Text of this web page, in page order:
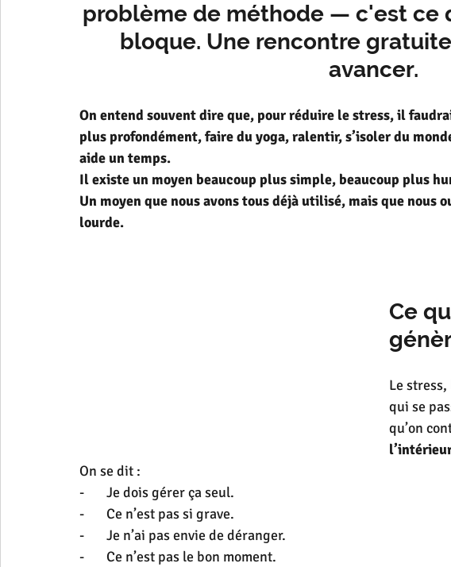
problème de méthode — c'est ce
bloque. Une rencontre
avancer.
On entend souvent dire que, pour réduire le stress, il
plus profondément, faire du yoga, ralentir, s’isoler du
aide un temps.
Il existe un moyen beaucoup plus simple, beaucoup plus
Un moyen que nous avons tous déjà utilisé, mais que nous
lourde.
Ce
Le
qui se
qu’on
On se dit :
-       Je dois gérer ça seul.
-       Ce n’est pas si grave.
-       Je n’ai pas envie de déranger.
-       Ce n’est pas le bon moment.